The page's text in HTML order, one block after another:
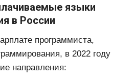
языки
в России
программиста,
в 2022 году
направления: